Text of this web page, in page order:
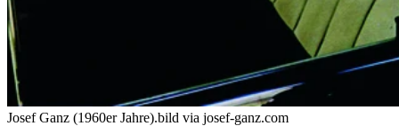
Josef Ganz (1960er Jahre).bild via josef-ganz.com